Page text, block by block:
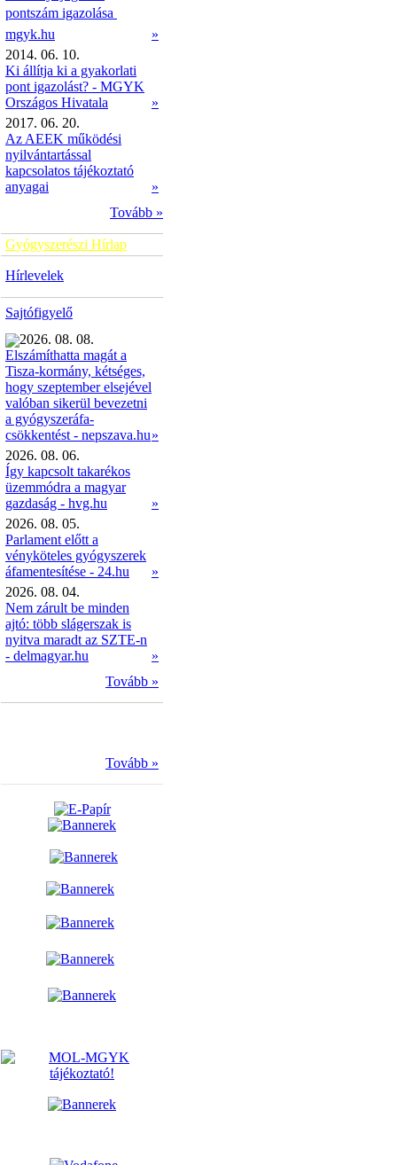
pontszám igazolása 
mgyk.hu
»
2014. 06. 10.
Ki állítja ki a gyakorlati
pont igazolást? - MGYK
Országos Hivatala
»
2017. 06. 20.
Az AEEK működési
nyilvántartással
kapcsolatos tájékoztató
anyagai
»
Tovább »
Gyógyszerészi Hírlap
Hírlevelek
Sajtófigyelő
2026. 08. 08.
Elszámíthatta magát a
Tisza-kormány, kétséges,
hogy szeptember elsejével
valóban sikerül bevezetni
a gyógyszeráfa-
csökkentést - nepszava.hu»
2026. 08. 06.
Így kapcsolt takarékos
üzemmódra a magyar
gazdaság - hvg.hu
»
2026. 08. 05.
Parlament előtt a
vényköteles gyógyszerek
áfamentesítése - 24.hu
»
2026. 08. 04.
Nem zárult be minden
ajtó: több slágerszak is
nyitva maradt az SZTE-n
- delmagyar.hu
»
Tovább »
Tovább »